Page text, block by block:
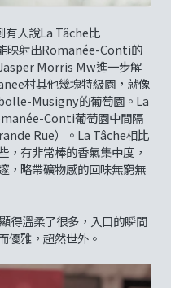
人說La Tâche比
映射出Romanée-Conti的
Morris Mw進一步解
村其他幾塊特級園，就像
Musigny的葡萄園。La
Conti葡萄園中間隔
Rue）。La Tâche相比
，有非常棒的香氣集中度，
，略帶礦物感的回味無窮無
溫柔了很多，入口的瞬間
優雅，超然世外。